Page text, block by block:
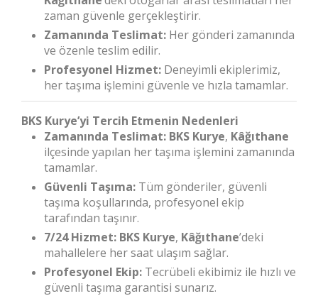
zaman güvenle gerçekleştirir.
Zamanında Teslimat: Her gönderi zamanında
ve özenle teslim edilir.
Profesyonel Hizmet: Deneyimli ekiplerimiz,
her taşıma işlemini güvenle ve hızla tamamlar.
BKS Kurye’yi Tercih Etmenin Nedenleri
Zamanında Teslimat: BKS Kurye, Kâğıthane
ilçesinde yapılan her taşıma işlemini zamanında
tamamlar.
Güvenli Taşıma: Tüm gönderiler, güvenli
taşıma koşullarında, profesyonel ekip
tarafından taşınır.
7/24 Hizmet: BKS Kurye, Kâğıthane’deki
mahallelere her saat ulaşım sağlar.
Profesyonel Ekip: Tecrübeli ekibimiz ile hızlı ve
güvenli taşıma garantisi sunarız.